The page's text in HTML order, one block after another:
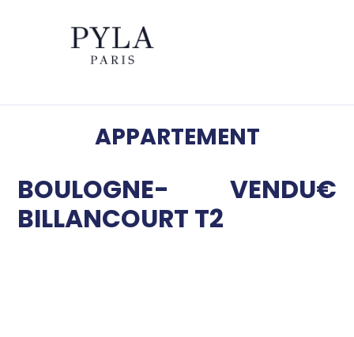
APPARTEMENT
BOULOGNE-
BILLANCOURT T2
VENDU€